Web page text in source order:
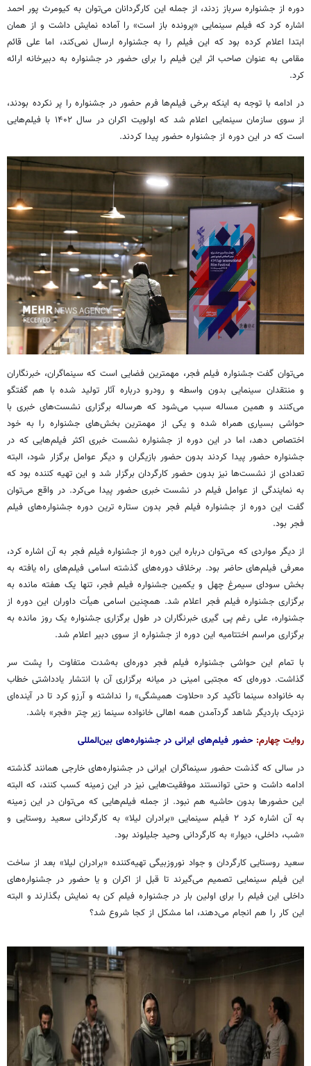
دوره از جشنواره سرباز زدند، از جمله این کارگردانان می‌توان به کیومرث پور احمد
اشاره کرد که فیلم سینمایی «پرونده باز است» را آماده نمایش داشت و از همان
ابتدا اعلام کرده بود که این فیلم را به جشنواره ارسال نمی‌کند، اما علی قائم
مقامی به عنوان صاحب اثر این فیلم را برای حضور در جشنواره به دبیرخانه ارائه
کرد.
در ادامه با توجه به اینکه برخی فیلم‌ها فرم حضور در جشنواره را پر نکرده بودند،
از سوی سازمان سینمایی اعلام شد که اولویت اکران در سال ۱۴۰۲ با فیلم‌هایی
است که در این دوره از جشنواره حضور پیدا کردند.
می‌توان گفت جشنواره فیلم فجر، مهمترین فضایی است که سینماگران، خبرنگاران
و منتقدان سینمایی بدون واسطه و رودرو درباره آثار تولید شده با هم گفتگو
می‌کنند و همین مساله سبب می‌شود که هرساله برگزاری نشست‌های خبری با
حواشی بسیاری همراه شده و یکی از مهمترین بخش‌های جشنواره را به خود
اختصاص دهد، اما در این دوره از جشنواره نشست خبری اکثر فیلم‌هایی که در
جشنواره حضور پیدا کردند بدون حضور بازیگران و دیگر عوامل برگزار شود، البته
تعدادی از نشست‌ها نیز بدون حضور کارگردان برگزار شد و این تهیه کننده بود که
به نمایندگی از عوامل فیلم در نشست خبری حضور پیدا می‌کرد. در واقع می‌توان
گفت این دوره از جشنواره فیلم فجر بدون ستاره ترین دوره جشنواره‌های فیلم
فجر بود.
از دیگر مواردی که می‌توان درباره این دوره از جشنواره فیلم فجر به آن اشاره کرد،
معرفی فیلم‌های حاضر بود. برخلاف دوره‌های گذشته اسامی فیلم‌های راه یافته به
بخش سودای سیمرغ چهل و یکمین جشنواره فیلم فجر، تنها یک هفته مانده به
برگزاری جشنواره فیلم فجر اعلام شد. همچنین اسامی هیأت داوران این دوره از
جشنواره، علی رغم پی گیری خبرنگاران در طول برگزاری جشنواره یک روز مانده به
برگزاری مراسم اختتامیه این دوره از جشنواره از سوی دبیر اعلام شد.
با تمام این حواشی جشنواره فیلم فجر دوره‌ای به‌شدت متفاوت را پشت سر
گذاشت. دوره‌ای که مجتبی امینی در میانه برگزاری آن با انتشار یادداشتی خطاب
به خانواده سینما تأکید کرد «حلاوت همیشگی» را نداشته و آرزو کرد تا در آینده‌ای
نزدیک باردیگر شاهد گردآمدن همه اهالی خانواده سینما زیر چتر «فجر» باشد.
روایت چهارم: حضور فیلم‌های ایرانی در جشنواره‌های بین‌المللی
در سالی که گذشت حضور سینماگران ایرانی در جشنواره‌های خارجی همانند گذشته
ادامه داشت و حتی توانستند موفقیت‌هایی نیز در این زمینه کسب کنند، که البته
این حضورها بدون حاشیه هم نبود. از جمله فیلم‌هایی که می‌توان در این زمینه
به آن اشاره کرد ۲ فیلم سینمایی «برادران لیلا» به کارگردانی سعید روستایی و
«شب، داخلی، دیوار» به کارگردانی وحید جلیلوند بود.
سعید روستایی کارگردان و جواد نوروزبیگی تهیه‌کننده «برادران لیلا» بعد از ساخت
این فیلم سینمایی تصمیم می‌گیرند تا قبل از اکران و یا حضور در جشنواره‌های
داخلی این فیلم را برای اولین بار در جشنواره فیلم کن به نمایش بگذارند و البته
این کار را هم انجام می‌دهند، اما مشکل از کجا شروع شد؟